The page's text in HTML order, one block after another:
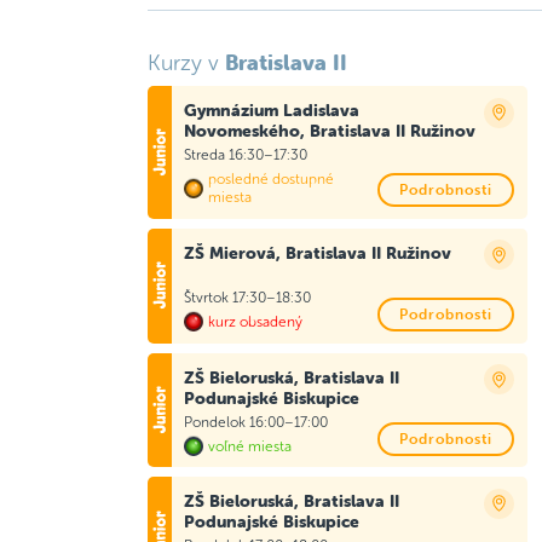
Kurzy v Bratislava II
Gymnázium Ladislava
Novomeského, Bratislava II Ružinov
Streda 16:30–17:30
posledné dostupné
miesta
Podrobnosti
ZŠ Mierová, Bratislava II Ružinov
Štvrtok 17:30–18:30
kurz obsadený
Podrobnosti
ZŠ Bieloruská, Bratislava II
Podunajské Biskupice
Pondelok 16:00–17:00
voľné miesta
Podrobnosti
ZŠ Bieloruská, Bratislava II
Podunajské Biskupice